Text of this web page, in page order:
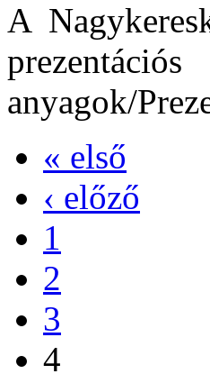
A
anyagok/
« első
‹ előző
1
2
3
4